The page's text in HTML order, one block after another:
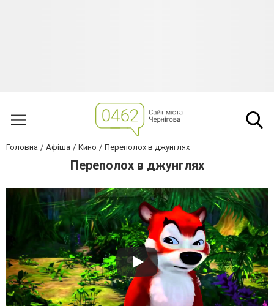
Головна Афіша Кино Переполох в джунглях
Переполох в джунглях